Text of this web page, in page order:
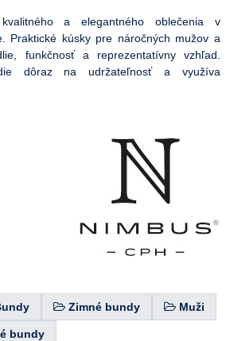
a elegantného oblečenia v
Praktické kúsky pre náročných mužov a
funkčnosť a reprezentatívny vzhľad.
dôraz na udržateľnosť a využíva
Zimné bundy Muži
bundy